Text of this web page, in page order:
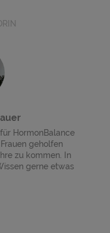
HormonBalance
geholfen
zu kommen. In
gerne etwas